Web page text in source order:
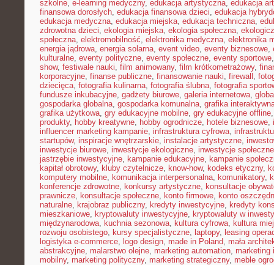
szkolne, e-learning medyczny, edukacja artystyczna, edukacja
finansowa dorosłych, edukacja finansowa dzieci, edukacja
edukacja medyczna, edukacja miejska, edukacja techniczna,
zdrowotna dzieci, ekologia miejska, ekologia społeczna,
społeczna, elektromobilność, elektronika medyczna, elektronika
energia jądrowa, energia solarna, event video, eventy biznesowe,
kulturalne, eventy polityczne, eventy społeczne, eventy sportowe
show, festiwale nauki, film animowany, film krótkometrażowy,
korporacyjne, finanse publiczne, finansowanie nauki, firewall ,
dziecięca, fotografia kulinarna, fotografia ślubna, fotografia
fundusze inkubacyjne, gadżety biurowe, galeria internetowa,
gospodarka globalna, gospodarka komunalna, grafika
grafika użytkowa, gry edukacyjne mobilne, gry edukacyjne offline
produkty, hobby kreatywne, hobby ogrodnicze, hotele biznesowe,
influencer marketing kampanie, infrastruktura cyfrowa,
startupów, inspiracje wnętrzarskie, instalacje artystyczne,
inwestycje biurowe, inwestycje ekologiczne, inwestycje społeczne
jastrzębie inwestycyjne, kampanie edukacyjne, kampanie
kapitał obrotowy, kluby czytelnicze, know-how, kodeks etyczny,
komputery mobilne, komunikacja interpersonalna, komunikatory,
konferencje zdrowotne, konkursy artystyczne, konsultacje
prawnicze, konsultacje społeczne, konto firmowe, konto
naturalne, krajobraz publiczny, kredyty inwestycyjne, kredyty
mieszkaniowe, kryptowaluty inwestycyjne, kryptowaluty w
międzynarodowa, kuchnia sezonowa, kultura cyfrowa, kultura
rozwoju osobistego, kursy specjalistyczne, laptopy, leasing
logistyka e-commerce, logo design, made in Poland, mała
abstrakcyjne, malarstwo olejne, marketing automation, marketing
mobilny, marketing polityczny, marketing strategiczny, meble